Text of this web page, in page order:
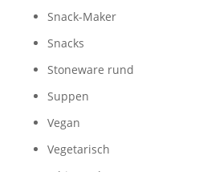
Snack-Maker
Snacks
Stoneware rund
Suppen
Vegan
Vegetarisch